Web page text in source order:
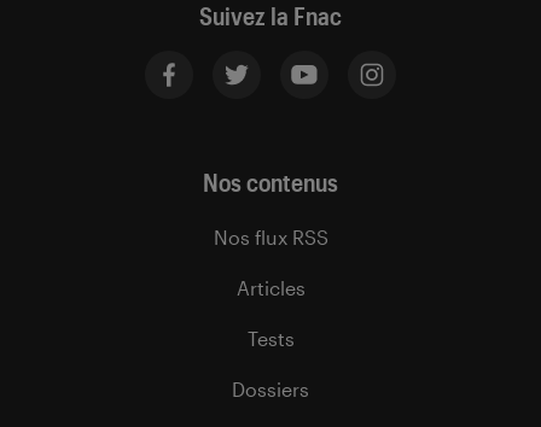
Suivez la Fnac
Nos contenus
Nos flux RSS
Articles
Tests
Dossiers